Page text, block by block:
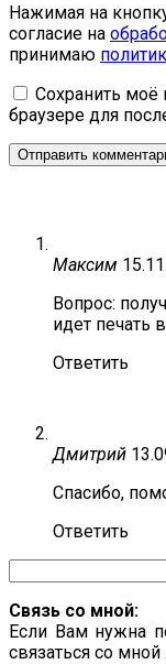
Нажимая на
согласие на
принимаю
Сохранить моё
браузере для
Максим
Вопрос:
идет печать
Ответить
Дмитрий
Спасибо,
Ответить
Связь со мной:
Если Вам нужна
связаться со